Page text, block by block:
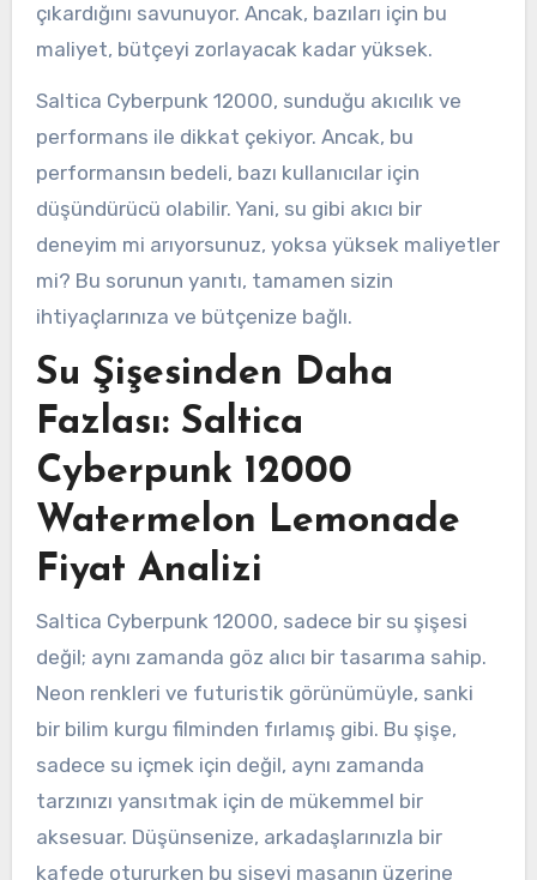
çıkardığını savunuyor. Ancak, bazıları için bu
maliyet, bütçeyi zorlayacak kadar yüksek.
Saltica Cyberpunk 12000, sunduğu akıcılık ve
performans ile dikkat çekiyor. Ancak, bu
performansın bedeli, bazı kullanıcılar için
düşündürücü olabilir. Yani, su gibi akıcı bir
deneyim mi arıyorsunuz, yoksa yüksek maliyetler
mi? Bu sorunun yanıtı, tamamen sizin
ihtiyaçlarınıza ve bütçenize bağlı.
Su Şişesinden Daha
Fazlası: Saltica
Cyberpunk 12000
Watermelon Lemonade
Fiyat Analizi
Saltica Cyberpunk 12000, sadece bir su şişesi
değil; aynı zamanda göz alıcı bir tasarıma sahip.
Neon renkleri ve futuristik görünümüyle, sanki
bir bilim kurgu filminden fırlamış gibi. Bu şişe,
sadece su içmek için değil, aynı zamanda
tarzınızı yansıtmak için de mükemmel bir
aksesuar. Düşünsenize, arkadaşlarınızla bir
kafede otururken bu şişeyi masanın üzerine